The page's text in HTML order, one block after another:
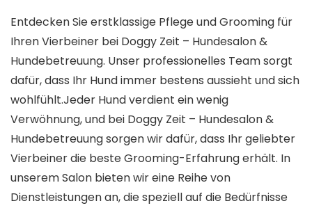
Entdecken Sie erstklassige Pflege und Grooming für
Ihren Vierbeiner bei Doggy Zeit – Hundesalon &
Hundebetreuung. Unser professionelles Team sorgt
dafür, dass Ihr Hund immer bestens aussieht und sich
wohlfühlt.Jeder Hund verdient ein wenig
Verwöhnung, und bei Doggy Zeit – Hundesalon &
Hundebetreuung sorgen wir dafür, dass Ihr geliebter
Vierbeiner die beste Grooming-Erfahrung erhält. In
unserem Salon bieten wir eine Reihe von
Dienstleistungen an, die speziell auf die Bedürfnisse